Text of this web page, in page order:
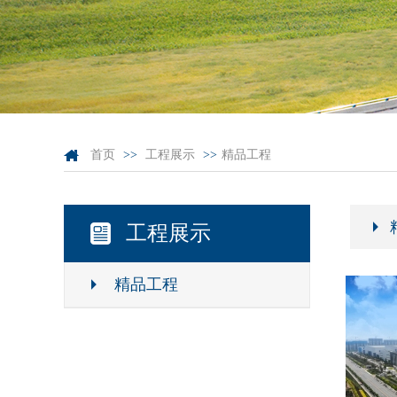
首页 >> 工程展示 >> 精品工程
工程展示
精品工程